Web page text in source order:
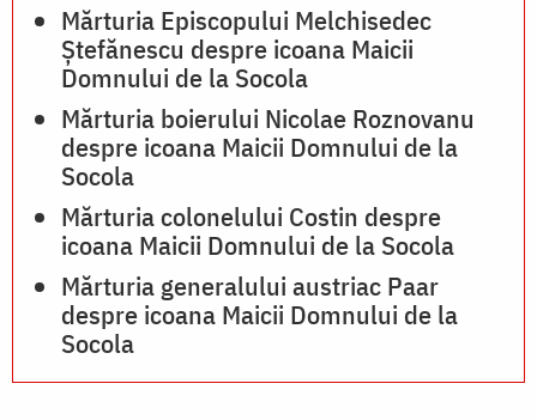
Mărturia Episcopului Melchisedec
Ștefănescu despre icoana Maicii
Domnului de la Socola
Mărturia boierului Nicolae Roznovanu
despre icoana Maicii Domnului de la
Socola
Mărturia colonelului Costin despre
icoana Maicii Domnului de la Socola
Mărturia generalului austriac Paar
despre icoana Maicii Domnului de la
Socola